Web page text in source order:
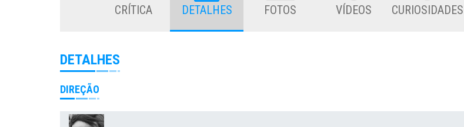
CRÍTICA DETALHES FOTOS VÍDEOS CURIOSIDADES
DETALHES
DIREÇÃO